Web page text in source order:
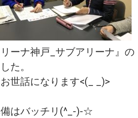
ーナ神戸_サブアリーナ』の
た。
世話になります<(_ _)>
はバッチリ(^_-)-☆